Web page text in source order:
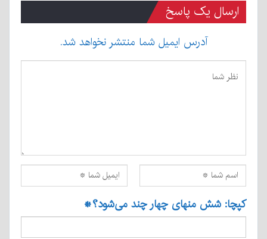
ارسال یک پاسخ
آدرس ایمیل شما منتشر نخواهد شد.
کپچا: شش منهای چهار چند می‌شود؟*